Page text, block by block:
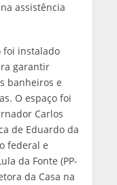
assistência
foi instalado
garantir
banheiros e
O espaço foi
Carlos
de Eduardo da
federal e
da Fonte (PP-
da Casa na